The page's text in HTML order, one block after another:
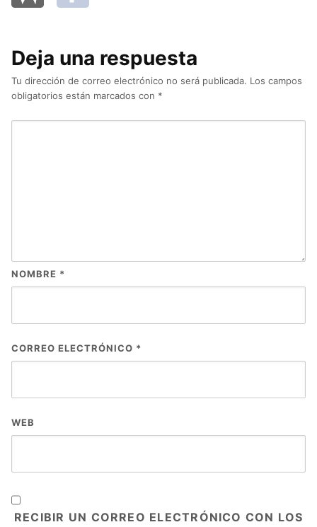
Deja una respuesta
Tu dirección de correo electrónico no será publicada. Los campos
obligatorios están marcados con *
NOMBRE *
CORREO ELECTRÓNICO *
WEB
RECIBIR UN CORREO ELECTRÓNICO CON LOS